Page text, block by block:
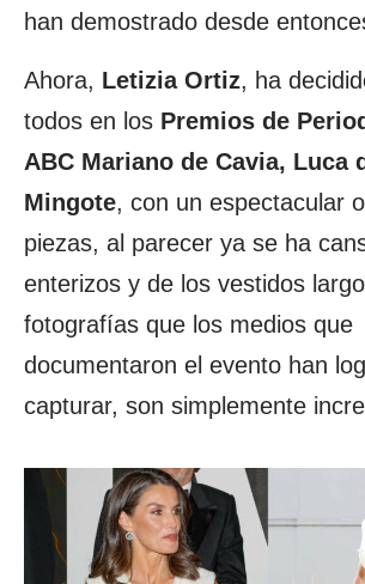
han demostrado desde
Ahora, Letizia Ortiz, ha
todos en los Premios de
ABC Mariano de Cavia, Luca
Mingote, con un espectacular
piezas, al parecer ya se ha
enterizos y de los vestidos
fotografías que los medios que
documentaron el evento han
capturar, son simplemente